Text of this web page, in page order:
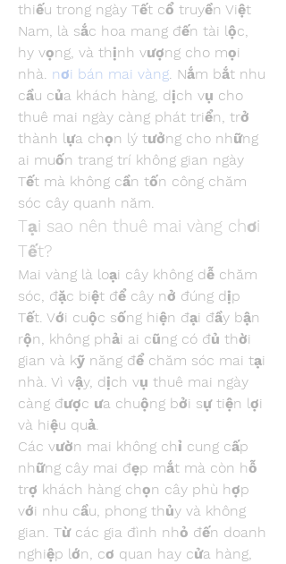
thiếu trong ngày Tết cổ truyền Việt
Nam, là sắc hoa mang đến tài lộc,
hy vọng, và thịnh vượng cho mọi
nhà. nơi bán mai vàng. Nắm bắt nhu
cầu của khách hàng, dịch vụ cho
thuê mai ngày càng phát triển, trở
thành lựa chọn lý tưởng cho những
ai muốn trang trí không gian ngày
Tết mà không cần tốn công chăm
sóc cây quanh năm.
Tại sao nên thuê mai vàng chơi
Tết?
Mai vàng là loại cây không dễ chăm
sóc, đặc biệt để cây nở đúng dịp
Tết. Với cuộc sống hiện đại đầy bận
rộn, không phải ai cũng có đủ thời
gian và kỹ năng để chăm sóc mai tại
nhà. Vì vậy, dịch vụ thuê mai ngày
càng được ưa chuộng bởi sự tiện lợi
và hiệu quả.
Các vườn mai không chỉ cung cấp
những cây mai đẹp mắt mà còn hỗ
trợ khách hàng chọn cây phù hợp
với nhu cầu, phong thủy và không
gian. Từ các gia đình nhỏ đến doanh
nghiệp lớn, cơ quan hay cửa hàng,